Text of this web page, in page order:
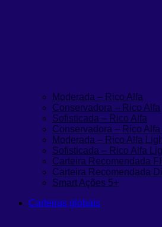
Moderada – Rico Alfa
Conservadora – Rico Alfa
Sofisticada – Rico Alfa
Conservadora – Rico
Moderada – Rico Alfa
Sofisticada – Rico Alfa
Carteira Recomendada
Carteira Recomendada
Smart Ações 5+
Carteiras globais